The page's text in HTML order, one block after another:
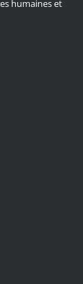
humaines et